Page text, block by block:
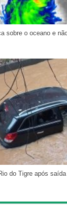
sobre o oceano e
do Tigre após